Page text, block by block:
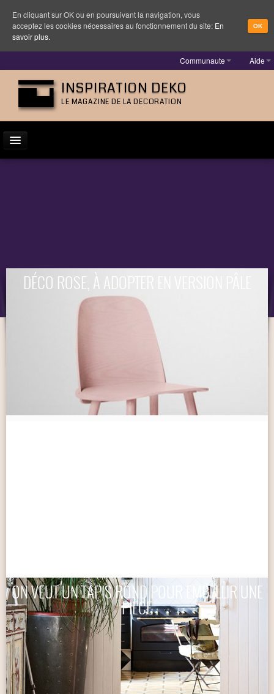
Communaute Aide
INSPIRATION DEKO
LE MAGAZINE DE LA DECORATION
LUMINAIREDÉCO ROSE, À ADOPTER EN VERSION PÂLE
ON VEUT UN TAPIS ROND POUR EMBELLIR UNE
PIÈCE
En cliquant sur OK ou en poursuivant la navigation, vous
acceptez les cookies nécessaires au fonctionnement du site: En
savoir plus.
OK